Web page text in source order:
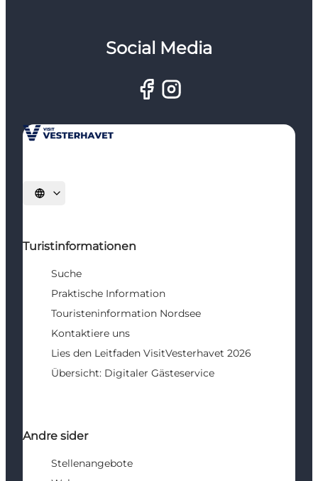
Social Media
Sprache auswählen
Turistinformationen
Suche
Praktische Information
Touristeninformation Nordsee
Kontaktiere uns
Lies den Leitfaden VisitVesterhavet 2026
Übersicht: Digitaler Gästeservice
Andre sider
Stellenangebote